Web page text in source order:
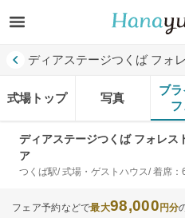
ディアステージつくば フォ
式場トップ 写真
ブ
ディアステージつくば フォレス
ア
つくば駅/ 式場・ゲストハウス/ 着席：
フェア予約などで最大98,000 円分